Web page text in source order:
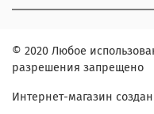
© 2020 Любое
разрешения запрещено
Интернет-магазин